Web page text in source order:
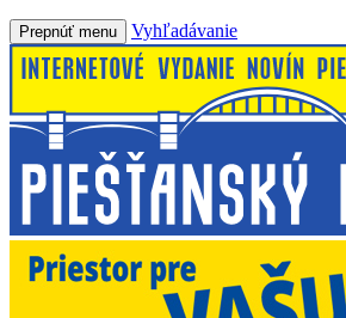
Prepnúť menu Vyhľadávanie